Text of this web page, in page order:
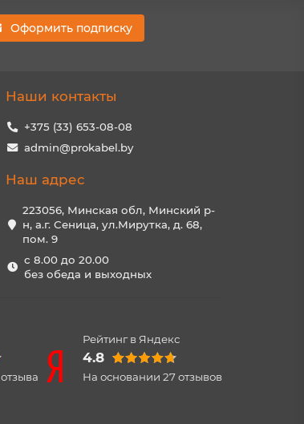
Оформить подписку
Наши контакты
+375 (33) 653-08-08
admin@prokabel.by
Наш адрес
223056, Минская обл, Минский р-
н, а.г. Сеница, ул.Мирутка, д. 68,
пом. 9
с 8.00 до 20.00
без обеда и выходных
отзыва
Рейтинг в Яндекс
4.8
На основании 27отзывов